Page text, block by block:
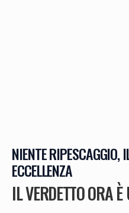
NIENTE RIPESCAGGIO,
ECCELLENZA
IL VERDETTO ORA